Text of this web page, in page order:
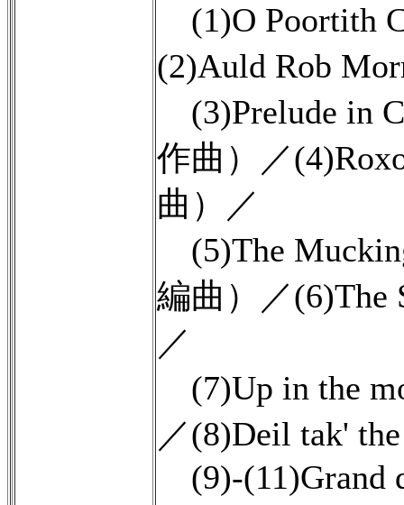
(1)O Poortith
(2)Auld Rob
(3)Prelude in
作曲）／
曲）／
(5)The
編曲）／(6)The
／
(7)Up in the
／(8)Deil tak'
(9)-(11)Grand